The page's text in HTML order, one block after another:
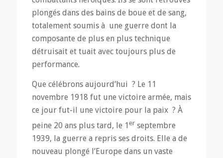
plongés dans des bains de boue et de sang,
totalement soumis à une guerre dont la
composante de plus en plus technique
détruisait et tuait avec toujours plus de
performance.
Que célébrons aujourd’hui ? Le 11
novembre 1918 fut une victoire armée, mais
ce jour fut-il une victoire pour la paix ? À
peine 20 ans plus tard, le 1 er septembre
1939, la guerre a repris ses droits. Elle a de
nouveau plongé l’Europe dans un vaste